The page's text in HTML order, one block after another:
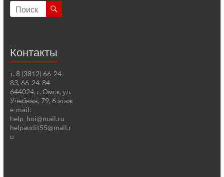
Контакты
т. 8 (3812) 66-24-
83, 66-24-84
644024, г. Омск, ул.
Учебная, 79, 6 этаж
e-mail:
help_hoi@mail.ru
helpaudit55@mail.r
u